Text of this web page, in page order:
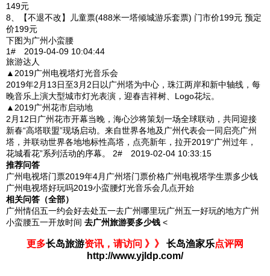
149元
8、【不退不改】儿童票(488米一塔倾城游乐套票) 门市价199元 预定
价199元
下图为广州小蛮腰
1# 2019-04-09 10:04:44
旅游达人
▲2019广州电视塔灯光音乐会
2019年2月13日至3月2日以广州塔为中心，珠江两岸和新中轴线，每
晚音乐上演大型城市灯光表演，迎春吉祥树、Logo花坛。
▲2019广州花市启动地
2月12日广州花市开幕当晚，海心沙将策划一场全球联动，共同迎接
新春“高塔联盟”现场启动。来自世界各地及广州代表会一同启亮广州
塔，并联动世界各地地标性高塔，点亮新年，拉开2019“广州过年，
花城看花”系列活动的序幕。 2# 2019-02-04 10:33:15
推荐问答
广州电视塔门票2019年4月广州塔门票价格广州电视塔学生票多少钱
广州电视塔好玩吗2019小蛮腰灯光音乐会几点开始
相关问答（全部）
广州情侣五一约会好去处五一去广州哪里玩广州五一好玩的地方广州
小蛮腰五一开放时间 去广州旅游要多少钱 <
更多长岛旅游资讯，请访问 》》 长岛渔家乐点评网
http://www.yjldp.com/